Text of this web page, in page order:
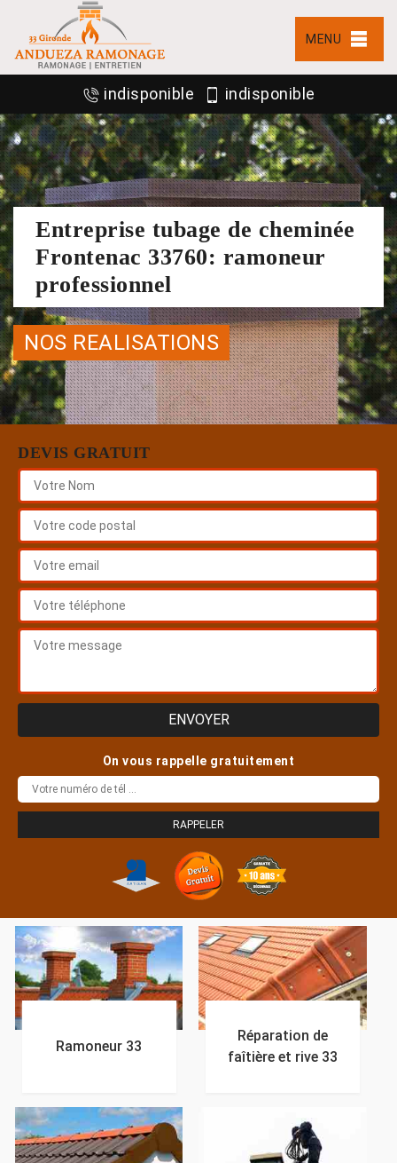
MENU
indisponible indisponible
Entreprise tubage de cheminée
Frontenac 33760: ramoneur
professionnel
NOS REALISATIONS
DEVIS GRATUIT
On vous rappelle gratuitement
Ramoneur 33
Réparation de
faîtière et rive 33